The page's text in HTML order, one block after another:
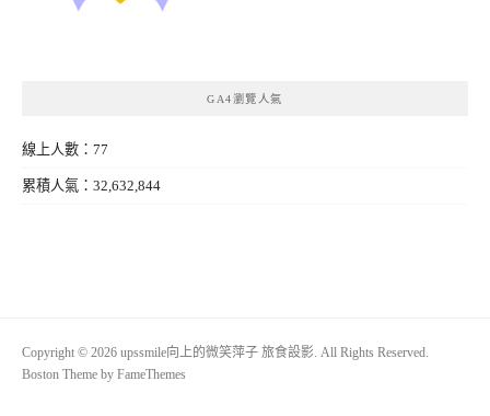
GA4瀏覽人氣
線上人數：77
累積人氣：32,632,844
Copyright © 2026 upssmile向上的微笑萍子 旅食設影. All Rights Reserved.
Boston Theme by FameThemes